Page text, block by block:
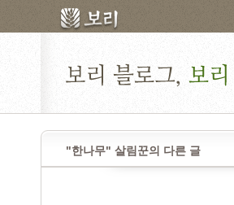
"한나무" 살림꾼의 다른 글